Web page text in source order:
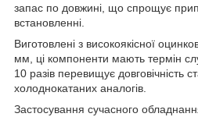
запас по довжині, що спрощує
встановленні.
Виготовлені з високоякісної
мм, ці компоненти мають термін
10 разів перевищує довговічність
холоднокатаних аналогів.
Застосування сучасного